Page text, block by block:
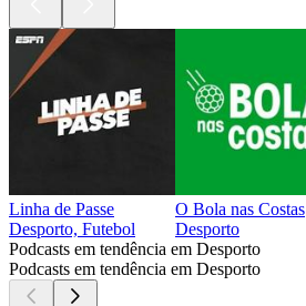
Linha de Passe
Desporto, Futebol
O Bola nas Costas
Desporto
Podcasts em tendência em Desporto
Podcasts em tendência em Desporto